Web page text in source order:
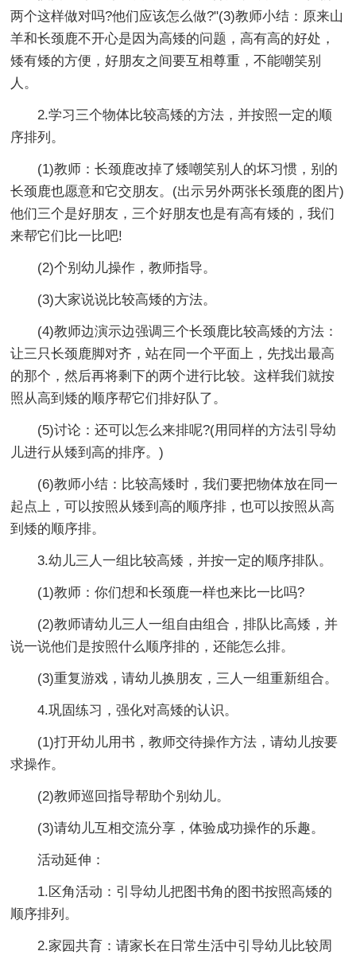
两个这样做对吗?他们应该怎么做?"(3)教师小结：原来山
羊和长颈鹿不开心是因为高矮的问题，高有高的好处，
矮有矮的方便，好朋友之间要互相尊重，不能嘲笑别
人。
2.学习三个物体比较高矮的方法，并按照一定的顺
序排列。
(1)教师：长颈鹿改掉了矮嘲笑别人的坏习惯，别的
长颈鹿也愿意和它交朋友。(出示另外两张长颈鹿的图片)
他们三个是好朋友，三个好朋友也是有高有矮的，我们
来帮它们比一比吧!
(2)个别幼儿操作，教师指导。
(3)大家说说比较高矮的方法。
(4)教师边演示边强调三个长颈鹿比较高矮的方法：
让三只长颈鹿脚对齐，站在同一个平面上，先找出最高
的那个，然后再将剩下的两个进行比较。这样我们就按
照从高到矮的顺序帮它们排好队了。
(5)讨论：还可以怎么来排呢?(用同样的方法引导幼
儿进行从矮到高的排序。)
(6)教师小结：比较高矮时，我们要把物体放在同一
起点上，可以按照从矮到高的顺序排，也可以按照从高
到矮的顺序排。
3.幼儿三人一组比较高矮，并按一定的顺序排队。
(1)教师：你们想和长颈鹿一样也来比一比吗?
(2)教师请幼儿三人一组自由组合，排队比高矮，并
说一说他们是按照什么顺序排的，还能怎么排。
(3)重复游戏，请幼儿换朋友，三人一组重新组合。
4.巩固练习，强化对高矮的认识。
(1)打开幼儿用书，教师交待操作方法，请幼儿按要
求操作。
(2)教师巡回指导帮助个别幼儿。
(3)请幼儿互相交流分享，体验成功操作的乐趣。
活动延伸：
1.区角活动：引导幼儿把图书角的图书按照高矮的
顺序排列。
2.家园共育：请家长在日常生活中引导幼儿比较周